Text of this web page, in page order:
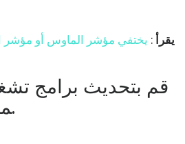
يقرأ: يختفي مؤشر الماوس أو مؤشر
مس الخاصة بك.